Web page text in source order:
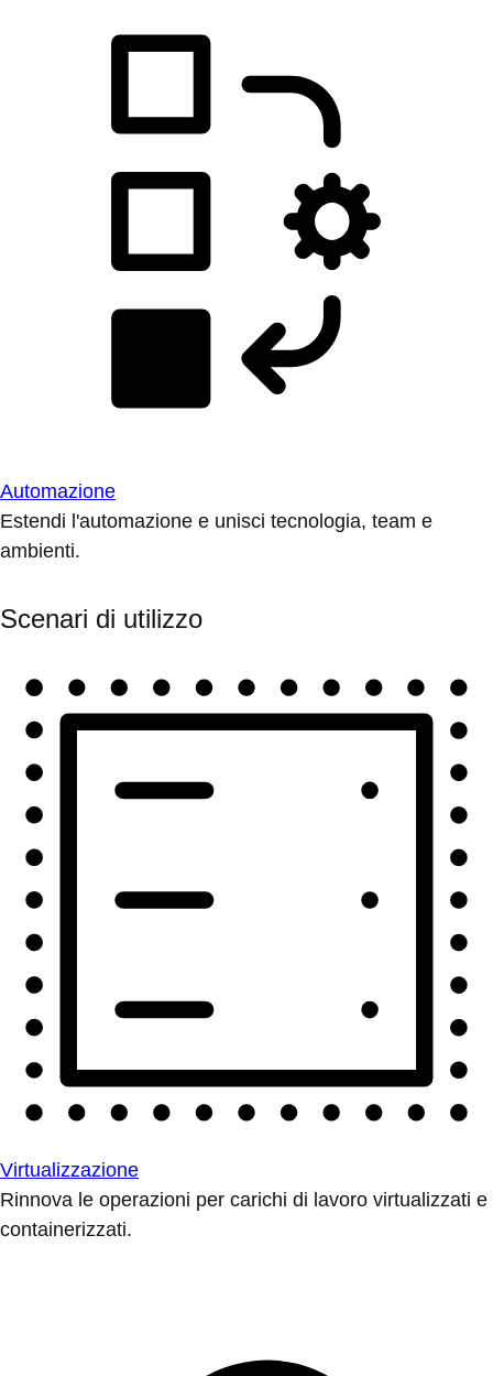
Automazione
Estendi l'automazione e unisci tecnologia, team e
ambienti.
Scenari di utilizzo
Virtualizzazione
Rinnova le operazioni per carichi di lavoro virtualizzati e
containerizzati.